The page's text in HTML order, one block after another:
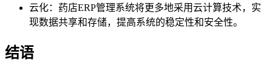
云化：药店ERP管理系统将更多地采用云计算技术，实
现数据共享和存储，提高系统的稳定性和安全性。
结语